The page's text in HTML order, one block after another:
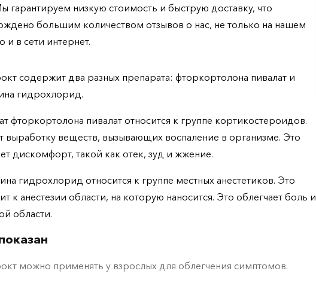
гарантируем низкую стоимость и быструю доставку, что
большим количеством отзывов о нас, не только на нашем
и в сети интернет.
содержит два разных препарата: фторкортолона пивалат и
гидрохлорид.
фторкортолона пивалат относится к группе кортикостероидов.
выработку веществ, вызывающих воспаление в организме. Это
дискомфорт, такой как отек, зуд и жжение.
гидрохлорид относится к группе местных анестетиков. Это
к анестезии области, на которую наносится. Это облегчает боль и
области.
можно применять у взрослых для облегчения симптомов.